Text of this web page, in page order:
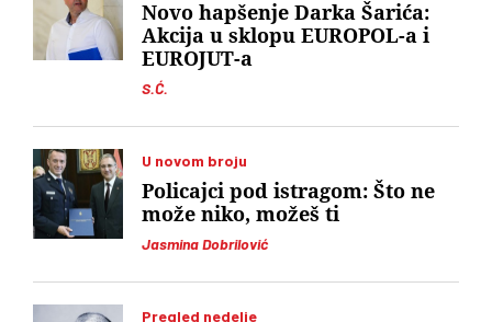
S.Ć.
Novo hapšenje Darka Šarića:
Akcija u sklopu EUROPOL-a i
EUROJUT-a
U novom broju
Jasmina Dobrilović
Policajci pod istragom: Što ne
može niko, možeš ti
Pregled nedelje